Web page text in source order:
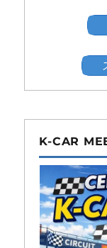
K-CAR